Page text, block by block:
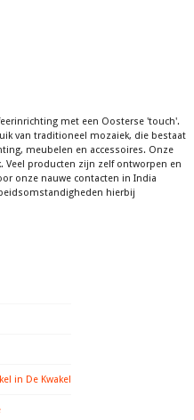
met een Oosterse 'touch'.
van traditioneel mozaiek, die bestaat
meubelen en accessoires. Onze
Veel producten zijn zelf ontworpen en
onze nauwe contacten in India
hierbij
in De Kwakel